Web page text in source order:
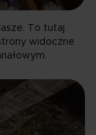
To tutaj
widoczne